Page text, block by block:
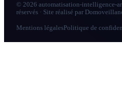
© 2026 automatisation-intelligence-
réservés · Site réalisé par
Mentions légalesPolitique de